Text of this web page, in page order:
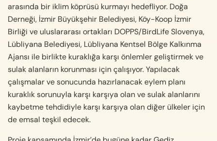
arasında bir iklim köprüsü kurmayı hedefliyor. Doğa
Derneği, İzmir Büyükşehir Belediyesi, Köy-Koop İzmir
Birliği ve uluslararası ortakları DOPPS/BirdLife Slovenya,
Lübliyana Belediyesi, Lübliyana Kentsel Bölge Kalkınma
Ajansı ile birlikte kuraklığa karşı önlemler geliştirmek ve
sulak alanların korunması için çalışıyor. Yapılacak
çalışmalar ve sonucunda hazırlanacak eylem planı
kuraklık sorunuyla karşı karşıya olan ve sulak alanlarını
kaybetme tehdidiyle karşı karşıya olan diğer ülkeler için
de emsal teşkil edecek.